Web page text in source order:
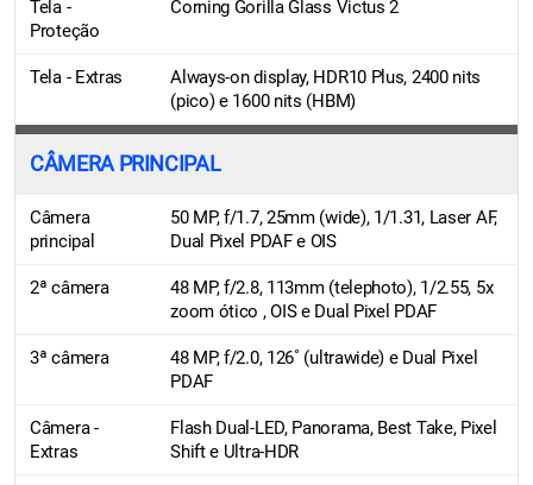
Tela -
Proteção
Corning Gorilla Glass Victus 2
Tela - Extras
Always-on display, HDR10 Plus, 2400 nits
(pico) e 1600 nits (HBM)
CÂMERA PRINCIPAL
Câmera
principal
50 MP, f/1.7, 25mm (wide), 1/1.31, Laser AF,
Dual Pixel PDAF e OIS
2ª câmera
48 MP, f/2.8, 113mm (telephoto), 1/2.55, 5x
zoom ótico , OIS e Dual Pixel PDAF
3ª câmera
48 MP, f/2.0, 126˚ (ultrawide) e Dual Pixel
PDAF
Câmera -
Extras
Flash Dual-LED, Panorama, Best Take, Pixel
Shift e Ultra-HDR